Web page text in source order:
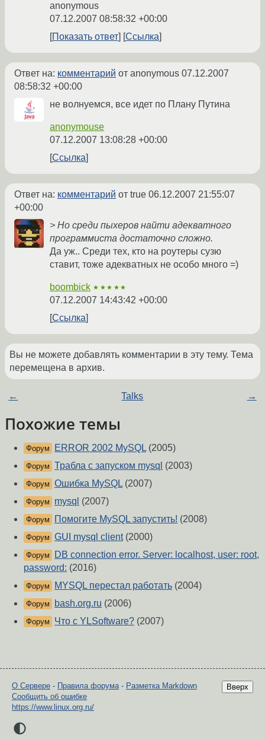
anonymous
07.12.2007 08:58:32 +00:00
Показать ответ
Ссылка
Ответ на: комментарий от anonymous 07.12.2007
08:58:32 +00:00
не волнуемся, все идет по Плану Путина
anonymouse
07.12.2007 13:08:28 +00:00
Ссылка
Ответ на: комментарий от true 06.12.2007 21:55:07
+00:00
> Но среди пыхеров найти адекватного
программиста достаточно сложно.
Да уж.. Среди тех, кто на роутеры сузю
ставит, тоже адекватных не особо много =)
boombick ★★★★★
07.12.2007 14:43:42 +00:00
Ссылка
Вы не можете добавлять комментарии в эту тему. Тема
перемещена в архив.
← Talks →
Похожие темы
Форум ERROR 2002 MySQL (2005)
Форум Трабла с запуском mysql (2003)
Форум Ошибка MySQL (2007)
Форум mysql (2007)
Форум Помогите MySQL запустить! (2008)
Форум GUI mysql client(2000)
Форум
DB connection error. Server: localhost, user: root,
password: (2016)
Форум MYSQL перестал работать (2004)
Форум bash.org.ru (2006)
Форум Что с YLSoftware? (2007)
Вверх
О Сервере - Правила форума- Разметка Markdown
Сообщить об ошибке
https://www.linux.org.ru/